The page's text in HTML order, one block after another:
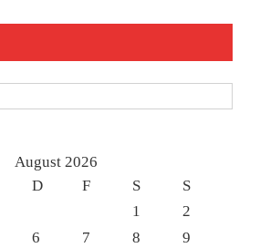
August 2026
D F S
S
1
2
6 7 8
9